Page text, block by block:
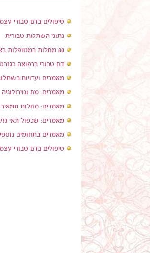
טיפולים בדם טבורי
נתוני השתלות טבורית
80 מחלות המטופלות באופן סטנדרטי
דם טבורי ברפואה
מאמרים
מאמרים: מח ונוירולוגיה
מאמרים: מחלות
מאמרים: שכפול תאי
מאמרים בתחומים
טיפולים בדם טבורי